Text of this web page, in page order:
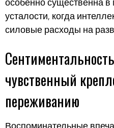
усталости, когда
силовые расходы на
чувственный
переживанию